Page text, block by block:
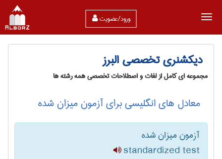
ورود/عضویت
دیکشنری تخصصی البرز
مجموعه ای کامل از لغات و اصطلاحات تخصصی همه رشته ها
معادل های انگلیسی برای آزمون میزان شده
آزمون میزان شده
standardized test